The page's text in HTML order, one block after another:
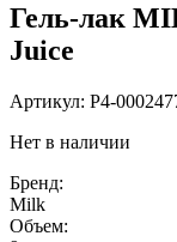
Гель-лак
Juice
Артикул: P4-
Нет в наличии
Бренд:
Milk
Объем: